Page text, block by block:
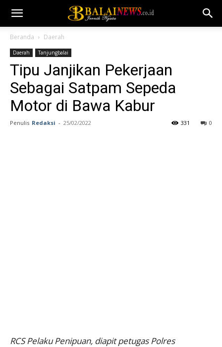
Beranda Daerah
Daerah Tanjungbalai
Tipu Janjikan Pekerjaan
Sebagai Satpam Sepeda
Motor di Bawa Kabur
Penulis Redaksi - 25/02/2022 0
331
RCS Pelaku Penipuan, diapit petugas Polres